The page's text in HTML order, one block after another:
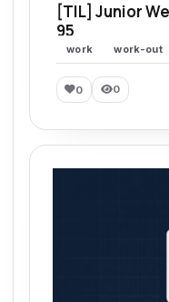
[TIL] Junior
95
work work-out
0 0